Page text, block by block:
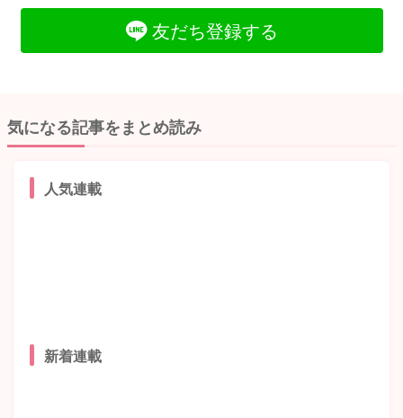
友だち登録する
気になる記事をまとめ読み
人気連載
新着連載